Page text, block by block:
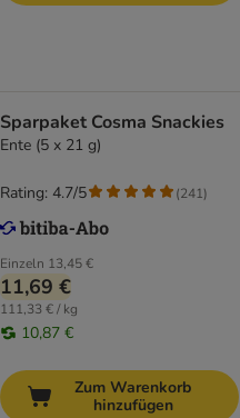
Sparpaket Cosma Snackies
Ente (5 x 21 g)
Einzeln 13,45 €
11,69 €
111,33 € / kg
10,87 €
Rating: 4.7/5 (241)
Zum Warenkorb
hinzufügen